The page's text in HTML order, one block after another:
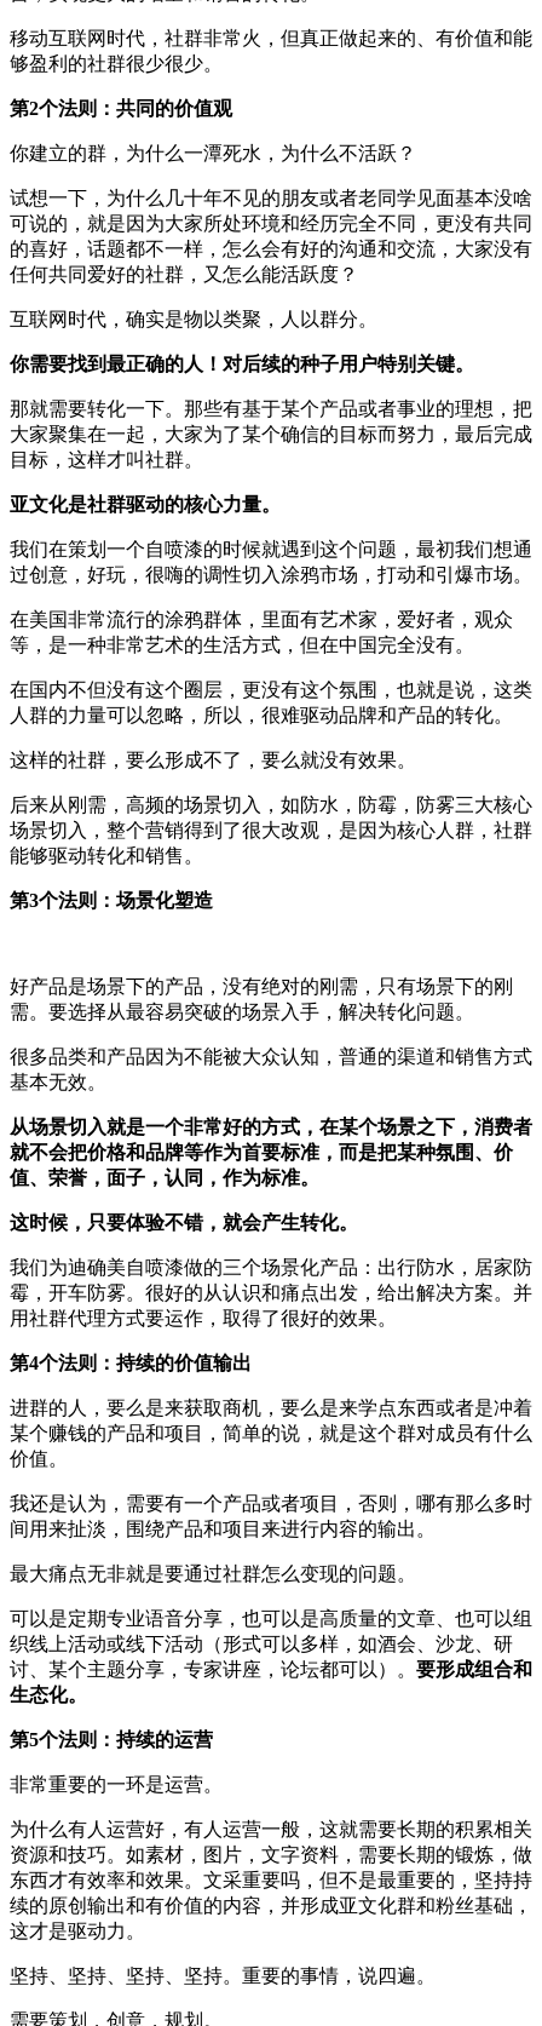
移动互联网时代，社群非常火，但真正做起来的、有价值和能
够盈利的社群很少很少。
第2个法则：共同的价值观
你建立的群，为什么一潭死水，为什么不活跃？
试想一下，为什么几十年不见的朋友或者老同学见面基本没啥
可说的，就是因为大家所处环境和经历完全不同，更没有共同
的喜好，话题都不一样，怎么会有好的沟通和交流，大家没有
任何共同爱好的社群，又怎么能活跃度？
互联网时代，确实是物以类聚，人以群分。
你需要找到最正确的人！对后续的种子用户特别关键。
那就需要转化一下。那些有基于某个产品或者事业的理想，把
大家聚集在一起，大家为了某个确信的目标而努力，最后完成
目标，这样才叫社群。
亚文化是社群驱动的核心力量。
我们在策划一个自喷漆的时候就遇到这个问题，最初我们想通
过创意，好玩，很嗨的调性切入涂鸦市场，打动和引爆市场。
在美国非常流行的涂鸦群体，里面有艺术家，爱好者，观众
等，是一种非常艺术的生活方式，但在中国完全没有。
在国内不但没有这个圈层，更没有这个氛围，也就是说，这类
人群的力量可以忽略，所以，很难驱动品牌和产品的转化。
这样的社群，要么形成不了，要么就没有效果。
后来从刚需，高频的场景切入，如防水，防霉，防雾三大核心
场景切入，整个营销得到了很大改观，是因为核心人群，社群
能够驱动转化和销售。
第3个法则：场景化塑造
好产品是场景下的产品，没有绝对的刚需，只有场景下的刚
需。要选择从最容易突破的场景入手，解决转化问题。
很多品类和产品因为不能被大众认知，普通的渠道和销售方式
基本无效。
从场景切入就是一个非常好的方式，在某个场景之下，消费者
就不会把价格和品牌等作为首要标准，而是把某种氛围、价
值、荣誉，面子，认同，作为标准。
这时候，只要体验不错，就会产生转化。
我们为迪确美自喷漆做的三个场景化产品：出行防水，居家防
霉，开车防雾。很好的从认识和痛点出发，给出解决方案。并
用社群代理方式要运作，取得了很好的效果。
第4个法则：持续的价值输出
进群的人，要么是来获取商机，要么是来学点东西或者是冲着
某个赚钱的产品和项目，简单的说，就是这个群对成员有什么
价值。
我还是认为，需要有一个产品或者项目，否则，哪有那么多时
间用来扯淡，围绕产品和项目来进行内容的输出。
最大痛点无非就是要通过社群怎么变现的问题。
可以是定期专业语音分享，也可以是高质量的文章、也可以组
织线上活动或线下活动（形式可以多样，如酒会、沙龙、研
讨、某个主题分享，专家讲座，论坛都可以）。 要形成组合和
生态化。
第5个法则：持续的运营
非常重要的一环是运营。
为什么有人运营好，有人运营一般，这就需要长期的积累相关
资源和技巧。如素材，图片，文字资料，需要长期的锻炼，做
东西才有效率和效果。文采重要吗，但不是最重要的，坚持持
续的原创输出和有价值的内容，并形成亚文化群和粉丝基础，
这才是驱动力。
坚持、坚持、坚持、坚持。重要的事情，说四遍。
需要策划，创意，规划。